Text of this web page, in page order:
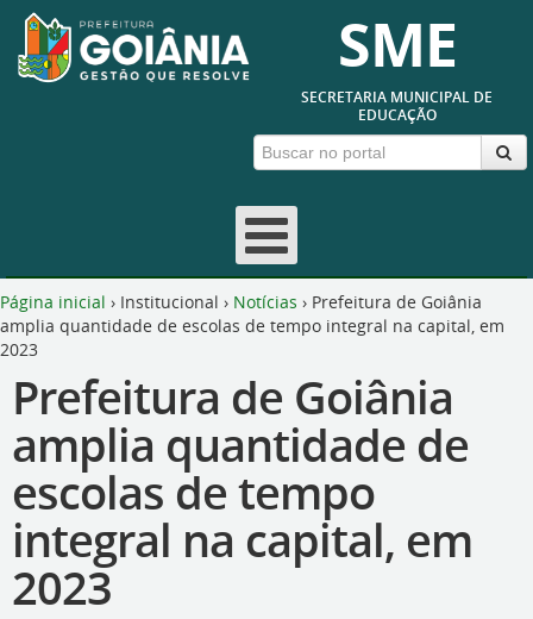
SME
SECRETARIA MUNICIPAL DE
EDUCAÇÃO
Página inicial › Institucional › Notícias › Prefeitura de Goiânia
amplia quantidade de escolas de tempo integral na capital, em
2023
Prefeitura de Goiânia
amplia quantidade de
escolas de tempo
integral na capital, em
2023